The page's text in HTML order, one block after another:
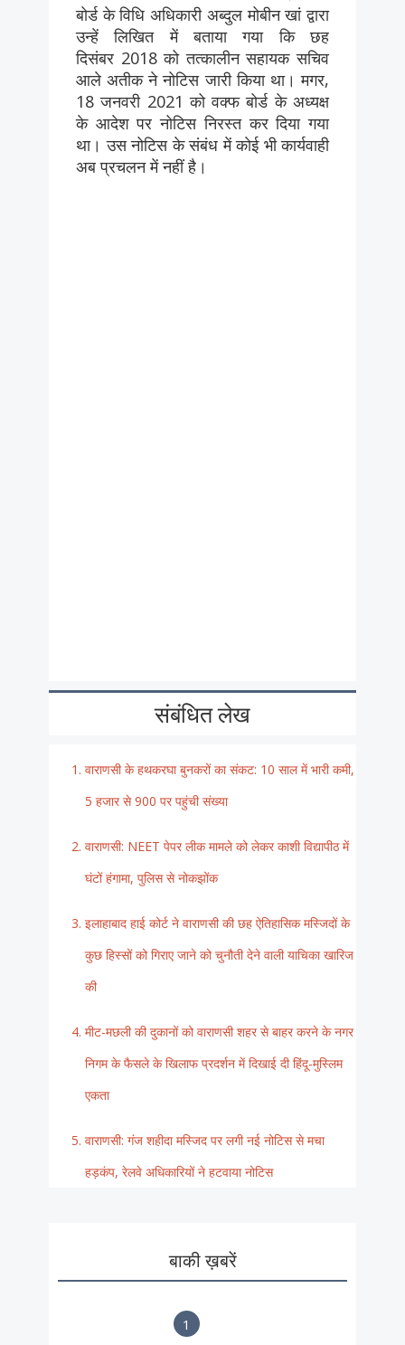
बोर्ड के विधि अधिकारी अब्दुल मोबीन खां द्वारा
उन्हें लिखित में बताया गया कि छह
दिसंबर 2018 को तत्कालीन सहायक सचिव
आले अतीक ने नोटिस जारी किया था। मगर,
18 जनवरी 2021 को वक्फ बोर्ड के अध्यक्ष
के आदेश पर नोटिस निरस्त कर दिया गया
था। उस नोटिस के संबंध में काेई भी कार्यवाही
अब प्रचलन में नहीं है।
संबंधित लेख
वाराणसी के हथकरघा बुनकरों का संकट: 10 साल में भारी कमी,
5 हजार से 900 पर पहुंची संख्या
वाराणसी: NEET पेपर लीक मामले को लेकर काशी विद्यापीठ में
घंटों हंगामा, पुलिस से नोकझोंक
इलाहाबाद हाई कोर्ट ने वाराणसी की छह ऐतिहासिक मस्जिदों के
कुछ हिस्सों को गिराए जाने को चुनौती देने वाली याचिका खारिज
की
मीट-मछली की दुकानों को वाराणसी शहर से बाहर करने के नगर
निगम के फैसले के खिलाफ प्रदर्शन में दिखाई दी हिंदू-मुस्लिम
एकता
वाराणसी: गंज शहीदा मस्जिद पर लगी नई नोटिस से मचा
हड़कंप, रेलवे अधिकारियों ने हटवाया नोटिस
बाकी ख़बरें
1